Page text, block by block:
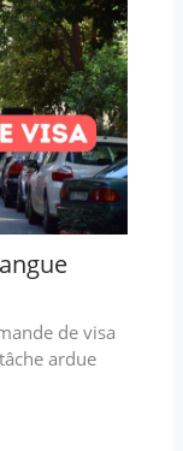
de visa
ardue